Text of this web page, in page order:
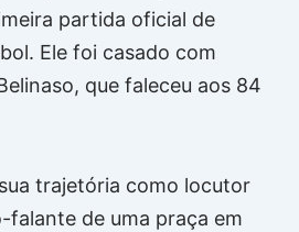
partida oficial de
Ele foi casado com
que faleceu aos 84
trajetória como locutor
falante de uma praça em